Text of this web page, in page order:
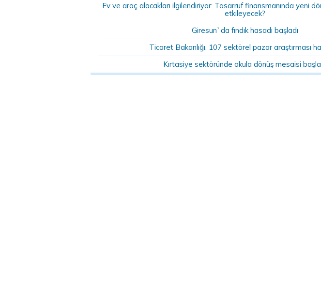
Ev ve araç alacakları ilgilendiriyor: Tasarruf finansmanında yeni
etkileyecek?
Giresun`da fındık hasadı başladı
Ticaret Bakanlığı, 107 sektörel pazar araştırması
Kırtasiye sektöründe okula dönüş mesaisi